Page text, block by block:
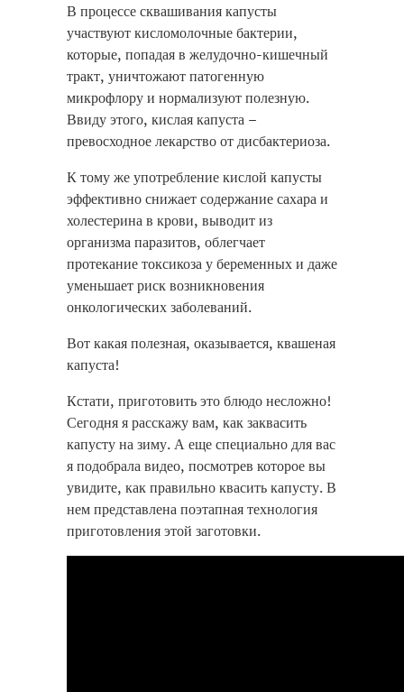
В процессе сквашивания капусты
участвуют кисломолочные бактерии,
которые, попадая в желудочно-кишечный
тракт, уничтожают патогенную
микрофлору и нормализуют полезную.
Ввиду этого, кислая капуста –
превосходное лекарство от дисбактериоза.
К тому же употребление кислой капусты
эффективно снижает содержание сахара и
холестерина в крови, выводит из
организма паразитов, облегчает
протекание токсикоза у беременных и даже
уменьшает риск возникновения
онкологических заболеваний.
Вот какая полезная, оказывается, квашеная
капуста!
Кстати, приготовить это блюдо несложно!
Сегодня я расскажу вам, как заквасить
капусту на зиму. А еще специально для вас
я подобрала видео, посмотрев которое вы
увидите, как правильно квасить капусту. В
нем представлена поэтапная технология
приготовления этой заготовки.